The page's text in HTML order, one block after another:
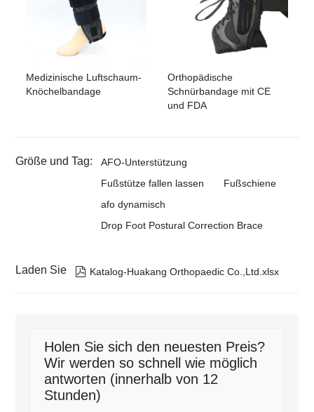
Medizinische Luftschaum-
Knöchelbandage
Orthopädische
Schnürbandage mit CE
und FDA
Größe und Tag:
AFO-Unterstützung
Fußstütze fallen lassen
Fußschiene
afo dynamisch
Drop Foot Postural Correction Brace
Laden Sie  Katalog-Huakang Orthopaedic Co.,Ltd.xlsx
Holen Sie sich den neuesten Preis?
Wir werden so schnell wie möglich
antworten (innerhalb von 12
Stunden)